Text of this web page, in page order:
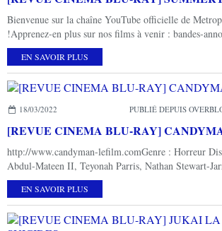
Bienvenue sur la chaîne YouTube officielle de
!Apprenez-en plus sur nos films à venir : bandes-
EN SAVOIR PLUS
18/03/2022 PUBLIÉ DEPUIS
[REVUE CINEMA BLU-RAY]
http://www.candyman-lefilm.comGenre : Horreur
Abdul-Mateen II, Teyonah Parris, Nathan Stewart-
EN SAVOIR PLUS